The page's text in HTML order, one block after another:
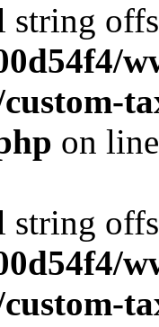
string
on
string